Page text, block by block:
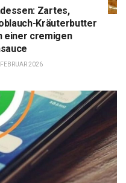
Zartes,
Kräuterbutter
einer cremigen
2026